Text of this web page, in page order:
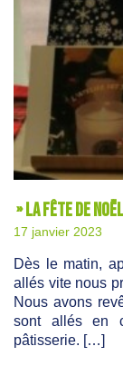
» La fête de
17 janvier 2023
Dès le matin,
allés vite nous
Nous avons
sont allés en
pâtisserie. […]